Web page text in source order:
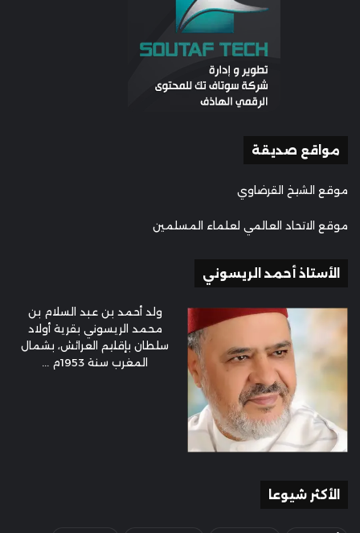
مواقع صديقة
موقع الشيخ القرضاوي
موقع الاتحاد العالمي لعلماء المسلمين
الأستاذ أحمد الريسوني
ولد أحمد بن عبد السلام بن
محمد الريسوني بقرية أولاد
سلطان بإقليم العرائش، بشمال
المغرب سنة 1953م ...
الأكثر شيوعا